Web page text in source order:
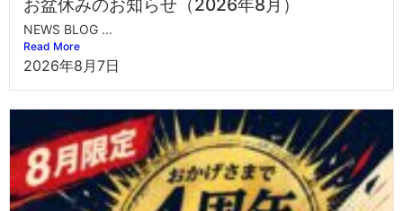
NEWS BLOG ...
Read More
2026年8月7日